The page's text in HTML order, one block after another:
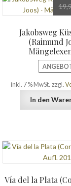
Jakobsweg
(Raimund
inkl. 7 % MwSt. zzgl.
In den
Vía del la Plata